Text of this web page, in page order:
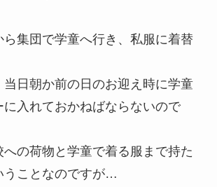
集団で学童へ行き、私服に着替
当日朝か前の日のお迎え時に学童
入れておかねばならないので
の荷物と学童で着る服まで持た
うことなのですが…